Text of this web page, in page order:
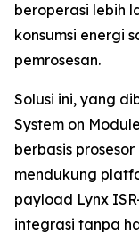
beroperasi lebih
konsumsi energi
pemrosesan.
Solusi ini, yang
System on
berbasis
mendukung
payload Lynx
integrasi tanpa